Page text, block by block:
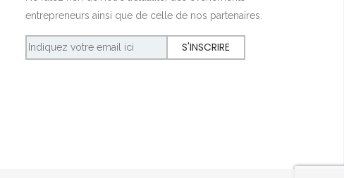
entrepreneurs ainsi que de celle de nos partenaires.